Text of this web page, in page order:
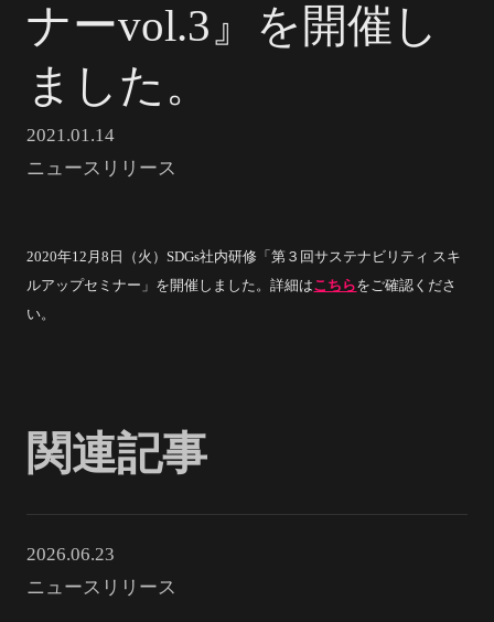
ナーvol.3』を開催し
ました。
2021.01.14
ニュースリリース
2020年12⽉8⽇（火）SDGs社内研修「第３回サステナビリティ スキ
ルアップセミナー」を開催しました。詳細はこちらをご確認くださ
い。
関連記事
2026.06.23
ニュースリリース